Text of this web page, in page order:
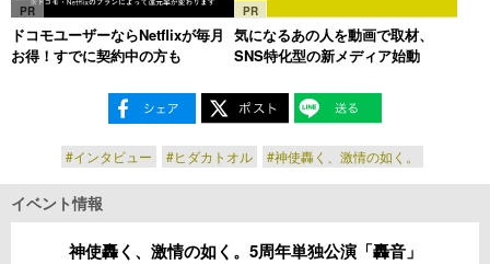
PR
ドコモユーザーならNetflixが毎月
お得！すでに契約中の方も
PR
気になるあの人を動画で取材、
SNS特化型の新メディア始動
#インタビュー #ヒダカトオル #神使轟く、激情の如く。
イベント情報
神使轟く、激情の如く。5周年単独公演「轟音」